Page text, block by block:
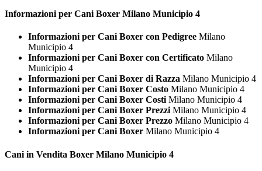
Informazioni per Cani Boxer Milano Municipio 4
Informazioni per Cani Boxer con Pedigree Milano
Municipio 4
Informazioni per Cani Boxer con Certificato Milano
Municipio 4
Informazioni per Cani Boxer di Razza Milano Municipio 4
Informazioni per Cani Boxer Costo Milano Municipio 4
Informazioni per Cani Boxer CostiMilano Municipio 4
Informazioni per Cani Boxer PrezziMilano Municipio 4
Informazioni per Cani Boxer Prezzo Milano Municipio 4
Informazioni per Cani Boxer Milano Municipio 4
Cani in Vendita Boxer Milano Municipio 4